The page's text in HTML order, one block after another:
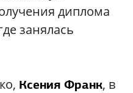
диплома
занялась
Ксения Франк, в